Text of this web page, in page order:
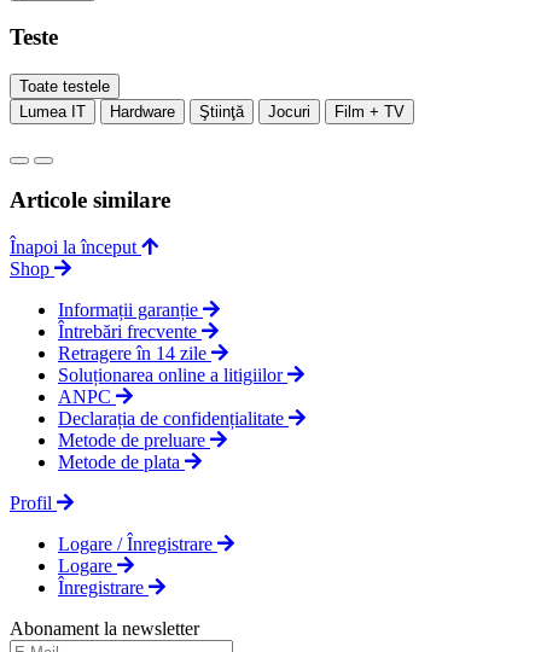
Teste
Toate testele
Lumea IT
Hardware Ştiinţă Jocuri Film + TV
Articole similare
Înapoi la început
Shop
Informații garanție
Întrebări frecvente
Retragere în 14 zile
Soluționarea online a litigiilor
ANPC
Declarația de confidențialitate
Metode de preluare
Metode de plata
Profil
Logare / Înregistrare
Logare
Înregistrare
Abonament la newsletter